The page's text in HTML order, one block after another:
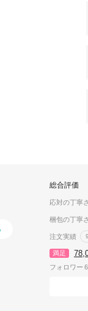
総合評価
応対の丁寧さ
梱包の丁寧さ
注文実績
満足
フォロワー